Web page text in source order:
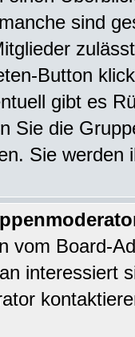
sind
Button
gibt es
Sie die
Sie werden
vom Board-
interessiert